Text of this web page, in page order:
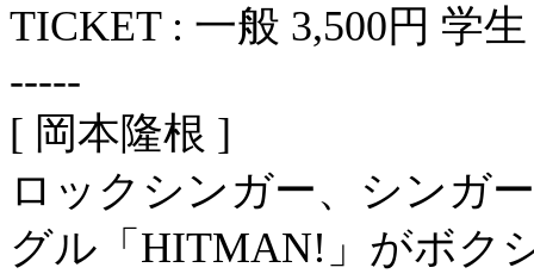
TICKET : 一般 3,500円 学
-----
[ 岡本隆根 ]
ロックシンガー、シンガ
グル「HITMAN!」がボク